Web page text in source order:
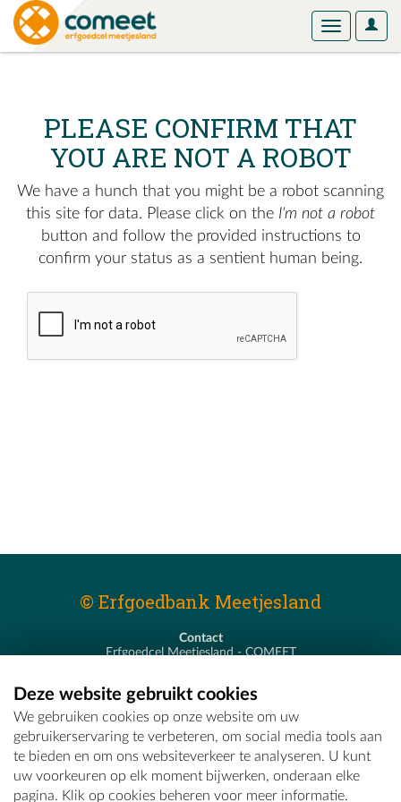
User
Toggle
PLEASE CONFIRM THAT
YOU ARE NOT A ROBOT
We have a hunch that you might be a robot scanning
this site for data. Please click on the I'm not a robot
button and follow the provided instructions to
confirm your status as a sentient human being.
© Erfgoedbank Meetjesland
Contact
Erfgoedcel Meetjesland - COMEET
T - 09 373 75 96
E -erfgoedcel@comeet.be
Deze website gebruikt cookies
We gebruiken cookies op onze website om uw
gebruikerservaring te verbeteren, om social media tools aan
te bieden en om ons websiteverkeer te analyseren. U kunt
uw voorkeuren op elk moment bijwerken, onderaan elke
pagina. Klik op cookies beheren voor meer informatie.